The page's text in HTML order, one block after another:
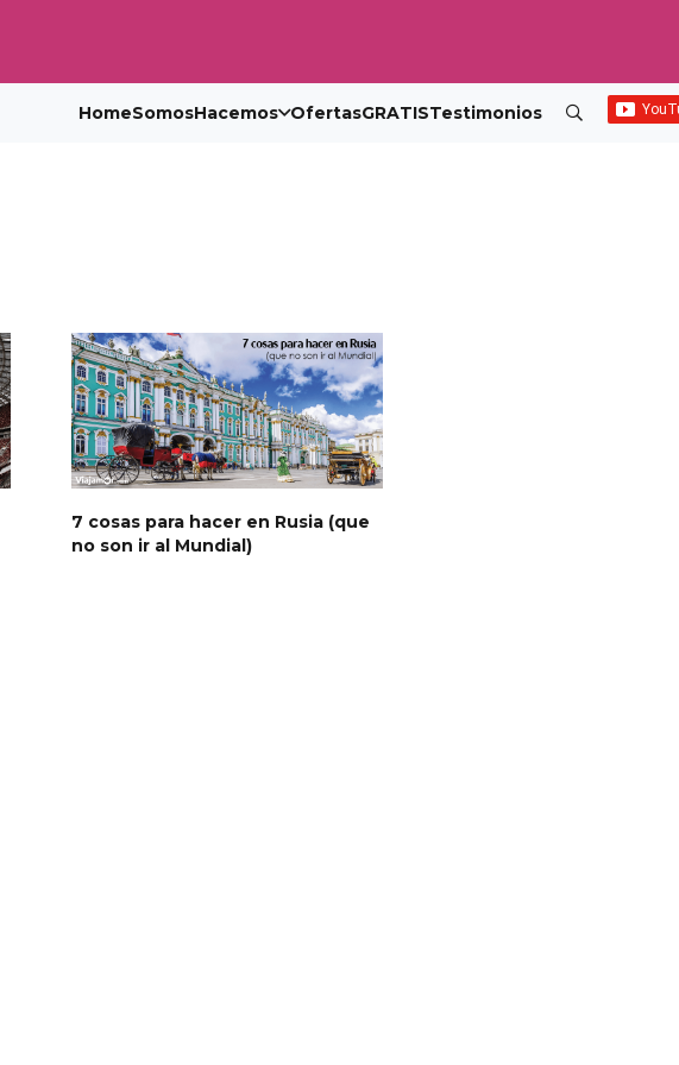
HomeSomosHacemos OfertasGRATISTestimonios
7 cosas para hacer en Rusia (que
no son ir al Mundial)